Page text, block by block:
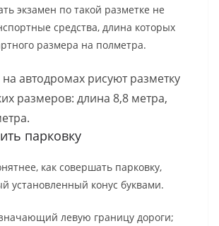
экзамен по такой разметке не
средства, длина которых
размера на полметра.
автодромах рисуют разметку
размеров: длина 8,8 метра,
парковку
как совершать парковку,
установленный конус буквами.
левую границу дороги;